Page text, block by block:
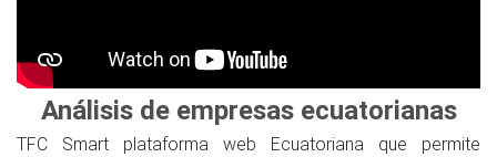
Análisis de empresas ecuatorianas
TFC Smart plataforma web Ecuatoriana que permite